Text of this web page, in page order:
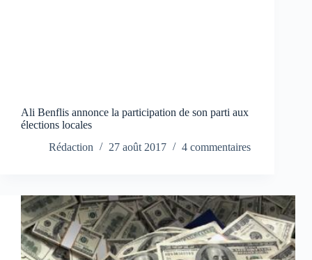
Ali Benflis annonce la participation de son parti aux
élections locales
Rédaction
27 août 2017 4 commentaires